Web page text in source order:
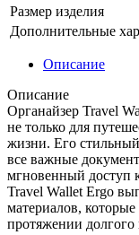
Размер изделия
Дополнительные
Описание
Описание
Органайзер Travel
не только для
жизни. Его
все важные
мгновенный доступ
Travel Wallet Ergo
материалов,
протяжении